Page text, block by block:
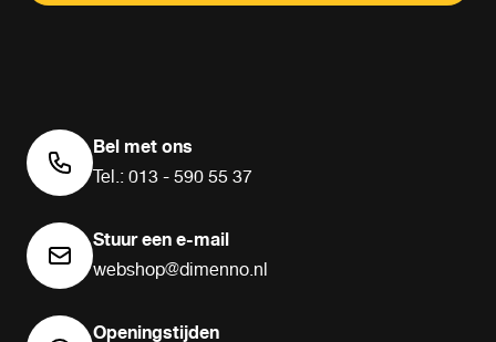
Bel met ons
Tel.: 013 - 590 55 37
Stuur een e-mail
webshop@dimenno.nl
Openingstijden